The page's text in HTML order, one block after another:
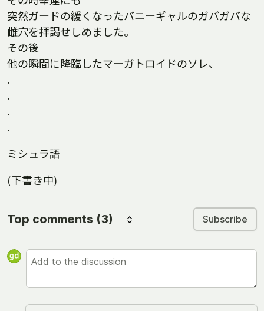
突然ガードの緩くなったバニーギャルのガバガバな
雌穴を拝謁せしめました｡
その後
他の瞬間に降臨したマーガトロイドのソレ、
.
.
.
.
ミシュラ語
(下書き中)
Top comments (3) Subscribe